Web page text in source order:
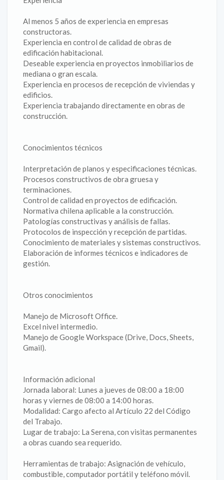
Al menos 5 años de experiencia en empresas
constructoras.
Experiencia en control de calidad de obras de
edificación habitacional.
Deseable experiencia en proyectos inmobiliarios de
mediana o gran escala.
Experiencia en procesos de recepción de viviendas y
edificios.
Experiencia trabajando directamente en obras de
construcción.
Conocimientos técnicos
Interpretación de planos y especificaciones técnicas.
Procesos constructivos de obra gruesa y
terminaciones.
Control de calidad en proyectos de edificación.
Normativa chilena aplicable a la construcción.
Patologías constructivas y análisis de fallas.
Protocolos de inspección y recepción de partidas.
Conocimiento de materiales y sistemas constructivos.
Elaboración de informes técnicos e indicadores de
gestión.
Otros conocimientos
Manejo de Microsoft Office.
Excel nivel intermedio.
Manejo de Google Workspace (Drive, Docs, Sheets,
Gmail).
Información adicional
Jornada laboral: Lunes a jueves de 08:00 a 18:00
horas y viernes de 08:00 a 14:00 horas.
Modalidad: Cargo afecto al Artículo 22 del Código
del Trabajo.
Lugar de trabajo: La Serena, con visitas permanentes
a obras cuando sea requerido.
Herramientas de trabajo: Asignación de vehículo,
combustible, computador portátil y teléfono móvil.